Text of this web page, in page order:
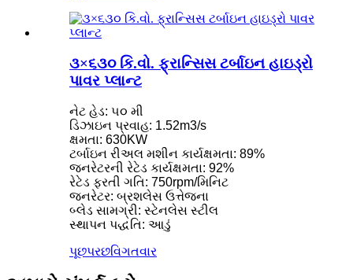
૩×૬૩૦ કિ.વો. ફ્રાન્સિસ ટર્બાઇન હાઇડ્રો
પાવર પ્લાન્ટ
નેટ હેડ: ૫૦ મી
ડિઝાઇન પ્રવાહ: 1.52m3/s
ક્ષમતા: 630KW
ટર્બાઇન રીઅલ મશીન કાર્યક્ષમતા: 89%
જનરેટરની રેટેડ કાર્યક્ષમતા: 92%
રેટેડ ફરતી ગતિ: 750rpm/મિનિટ
જનરેટર: બ્રશલેસ ઉત્તેજના
બ્લેડ સામગ્રી: સ્ટેનલેસ સ્ટીલ
સ્થાપન પદ્ધતિ: આડું
પૂછપરછવિગતવાર